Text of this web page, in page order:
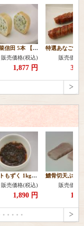
広島菜信田 5本 【冷凍】
販売価格(税込)
1,877 円
販売価格(
>
トマトもずく 1kg 【冷凍】
販売価格(税込)
1,890 円
販売価格(
>